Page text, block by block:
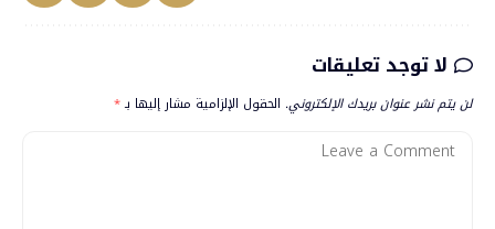
لا توجد تعليقات
لن يتم نشر عنوان بريدك الإلكتروني. الحقول الإلزامية مشار إليها بـ*